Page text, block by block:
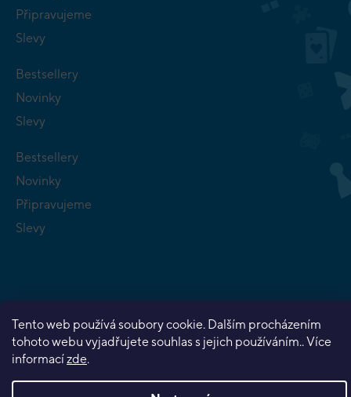
Tento web používá soubory cookie. Dalším procházením
tohoto webu vyjadřujete souhlas s jejich používáním.. Více
informacízde.
Připravujeme
Slevy
Bestsellery
Novinky
Slevy
Bestsellery
Novinky
Připravujeme
Slevy
Vytvořil Shoptet Premium
Copyright 2026Planeta her. Všechna práva vyhrazena.